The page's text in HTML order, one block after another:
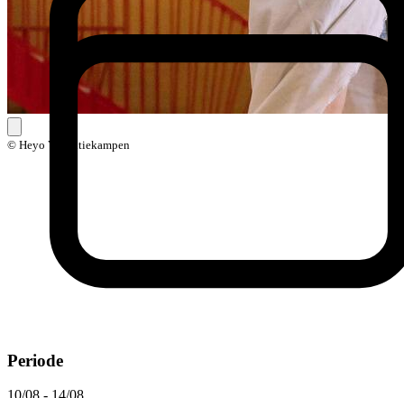
© Heyo Vakantiekampen
Periode